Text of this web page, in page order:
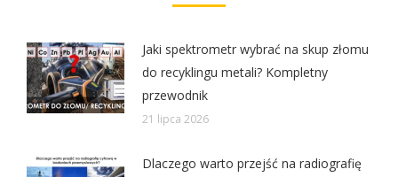
Jaki spektrometr wybrać na skup złomu
do recyklingu metali? Kompletny
przewodnik
21 lipca 2026
Dlaczego warto przejść na radiografię